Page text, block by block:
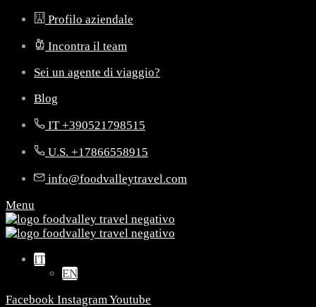
Profilo aziendale
Incontra il team
Sei un agente di viaggio?
Blog
IT +390521798515
U.S. +17866558915
info@foodvalleytravel.com
Menu
IT
EN
Facebook InstagramYoutube